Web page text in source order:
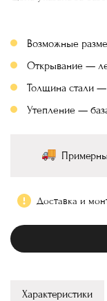
Возможные
Открывание —
Толщина стали
Утепление —
Доставка и
Характеристики